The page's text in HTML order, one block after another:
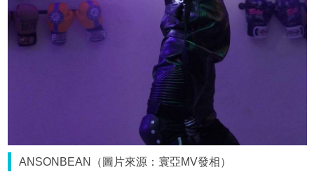
ANSONBEAN（圖片來源：寰亞MV發相）